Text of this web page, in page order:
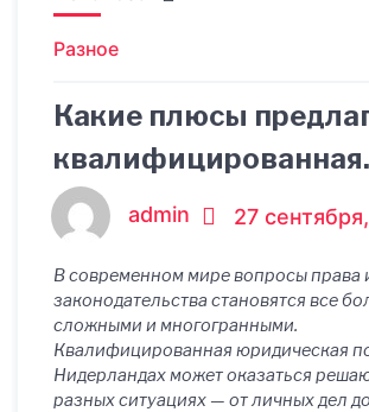
Разное
Какие плюсы
квалифицированная
юридическая
Нидерландах
admin 27
В современном мире вопросы права
законодательства становятся все
сложными и многогранными.
Квалифицированная юридическая
Нидерландах может оказаться
разных ситуациях — от личных дел